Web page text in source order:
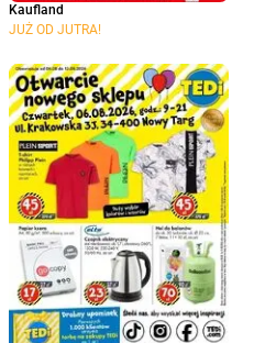
Kaufland
JUŻ OD JUTRA!